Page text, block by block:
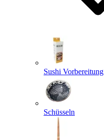
Sushi Vorbereitung
Schüsseln